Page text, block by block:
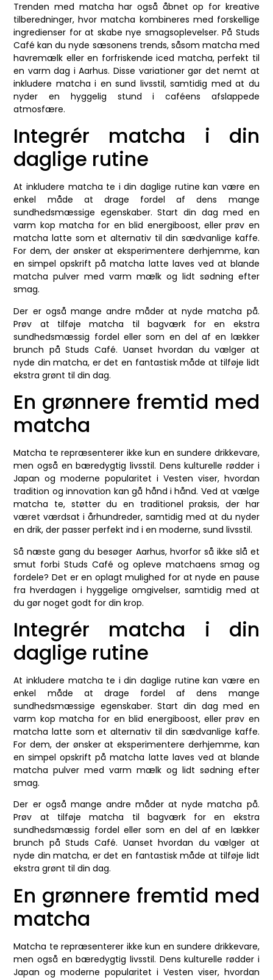
Trenden med matcha har også åbnet op for kreative
tilberedninger, hvor matcha kombineres med forskellige
ingredienser for at skabe nye smagsoplevelser. På Studs
Café kan du nyde sæsonens trends, såsom matcha med
havremælk eller en forfriskende iced matcha, perfekt til
en varm dag i Aarhus. Disse variationer gør det nemt at
inkludere matcha i en sund livsstil, samtidig med at du
nyder en hyggelig stund i caféens afslappede
atmosfære.
Integrér matcha i din
daglige rutine
At inkludere matcha te i din daglige rutine kan være en
enkel måde at drage fordel af dens mange
sundhedsmæssige egenskaber. Start din dag med en
varm kop matcha for en blid energiboost, eller prøv en
matcha latte som et alternativ til din sædvanlige kaffe.
For dem, der ønsker at eksperimentere derhjemme, kan
en simpel opskrift på matcha latte laves ved at blande
matcha pulver med varm mælk og lidt sødning efter
smag.
Der er også mange andre måder at nyde matcha på.
Prøv at tilføje matcha til bagværk for en ekstra
sundhedsmæssig fordel eller som en del af en lækker
brunch på Studs Café. Uanset hvordan du vælger at
nyde din matcha, er det en fantastisk måde at tilføje lidt
ekstra grønt til din dag.
En grønnere fremtid med
matcha
Matcha te repræsenterer ikke kun en sundere drikkevare,
men også en bæredygtig livsstil. Dens kulturelle rødder i
Japan og moderne popularitet i Vesten viser, hvordan
tradition og innovation kan gå hånd i hånd. Ved at vælge
matcha te, støtter du en traditionel praksis, der har
været værdsat i århundreder, samtidig med at du nyder
en drik, der passer perfekt ind i en moderne, sund livsstil.
Så næste gang du besøger Aarhus, hvorfor så ikke slå et
smut forbi Studs Café og opleve matchaens smag og
fordele? Det er en oplagt mulighed for at nyde en pause
fra hverdagen i hyggelige omgivelser, samtidig med at
du gør noget godt for din krop.
Integrér matcha i din
daglige rutine
At inkludere matcha te i din daglige rutine kan være en
enkel måde at drage fordel af dens mange
sundhedsmæssige egenskaber. Start din dag med en
varm kop matcha for en blid energiboost, eller prøv en
matcha latte som et alternativ til din sædvanlige kaffe.
For dem, der ønsker at eksperimentere derhjemme, kan
en simpel opskrift på matcha latte laves ved at blande
matcha pulver med varm mælk og lidt sødning efter
smag.
Der er også mange andre måder at nyde matcha på.
Prøv at tilføje matcha til bagværk for en ekstra
sundhedsmæssig fordel eller som en del af en lækker
brunch på Studs Café. Uanset hvordan du vælger at
nyde din matcha, er det en fantastisk måde at tilføje lidt
ekstra grønt til din dag.
En grønnere fremtid med
matcha
Matcha te repræsenterer ikke kun en sundere drikkevare,
men også en bæredygtig livsstil. Dens kulturelle rødder i
Japan og moderne popularitet i Vesten viser, hvordan